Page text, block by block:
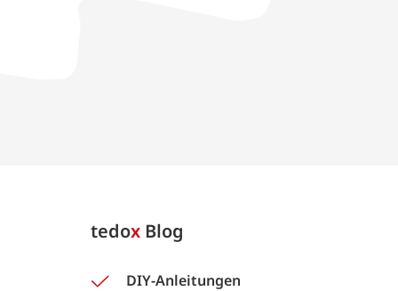
tedox Blog
DIY-Anleitungen